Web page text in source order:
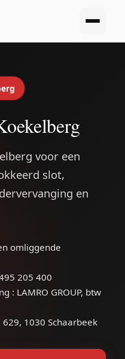
voor een
slot,
en
omliggende
205 400
: LAMRO GROUP, btw
1030 Schaarbeek